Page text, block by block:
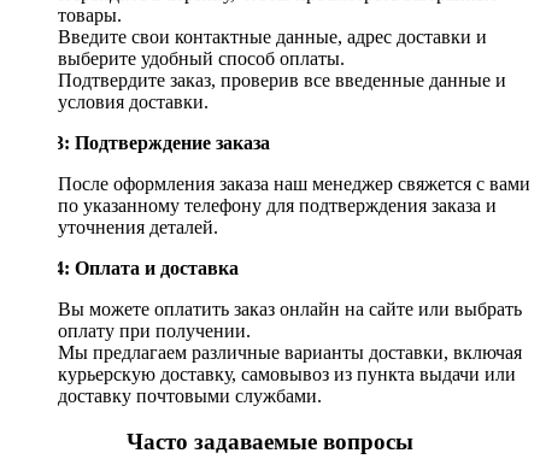
товары.
Введите свои контактные данные, адрес доставки и
выберите удобный способ оплаты.
Подтвердите заказ, проверив все введенные данные и
условия доставки.
Шаг 3: Подтверждение заказа
После оформления заказа наш менеджер свяжется с вами
по указанному телефону для подтверждения заказа и
уточнения деталей.
Шаг 4: Оплата и доставка
Вы можете оплатить заказ онлайн на сайте или выбрать
оплату при получении.
Мы предлагаем различные варианты доставки, включая
курьерскую доставку, самовывоз из пункта выдачи или
доставку почтовыми службами.
Часто задаваемые вопросы